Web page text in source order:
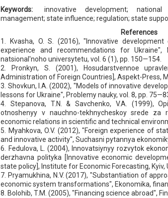
Keywords:
innovative development;
management; state influence; regulation; state
References
1. Kvasha, O. S. (2016), "Innovative
experience and recommendations for Ukraine",
natsional'noho universytetu, vol. 6 (1), pp. 150—154.
2. Pronkyn, S. (2001), Hosudarstvennoe
Administration of Foreign Countries], Aspekt-Press,
3. Shovkun, I.A. (2002), "Models of innovative
lessons for Ukraine", Problemy nauky, vol. 8, pp.
4. Stepanova, T.N. & Savchenko, V.A. (1999),
otnoshenyy v nauchno-tekhnycheskoy srede za
economic relations in scientific and technical
5. Myahkova, O.V. (2012), "Foreign experience of
and innovative activity", Suchasni pytannya
6. Fedulova, L. (2004), Innovatsiynyy rozvytok
derzhavna polityka [Innovative economic
state policy], Institute for Economic Forecasting, Kyiv,
7. Pryamukhina, N.V. (2017), "Substantiation of
economic system transformations", Ekonomika,
8. Bolohib, T.M. (2005), "Financing science abroad",